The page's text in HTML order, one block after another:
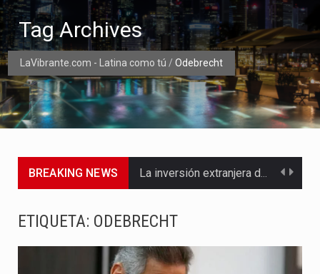
LaVibrante.com - Latina como tú / Odebrecht
Tag Archives
BREAKING NEWS La inversión extranjera directa en Colombia comenzó a dar señales…
ETIQUETA: ODEBRECHT